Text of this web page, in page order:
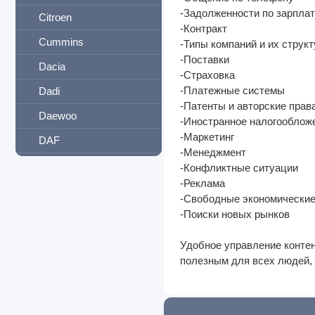
Citroen
Cummins
Dacia
Dadi
Daewoo
DAF
-Задолженности по
-Контракт
-Типы компаний и их
-Поставки
-Страховка
-Платежные системы
-Патенты и авторские
-Иностранное
-Маркетинг
-Менеджмент
-Конфликтные ситуации
-Реклама
-Свободные
-Поиски новых рынков
Удобное управление
полезным для всех людей,